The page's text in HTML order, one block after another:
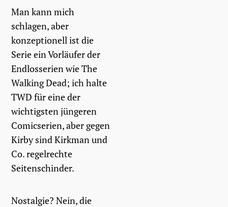
Man kann mich
schlagen, aber
konzeptionell ist die
Serie ein Vorläufer der
Endlosserien wie The
Walking Dead; ich halte
TWD für eine der
wichtigsten jüngeren
Comicserien, aber gegen
Kirby sind Kirkman und
Co. regelrechte
Seitenschinder.
Nostalgie? Nein, die